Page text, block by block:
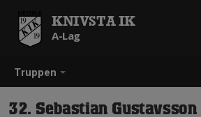
Truppen
KNIVSTA IK
A-Lag
32. Sebastian Gustavsson